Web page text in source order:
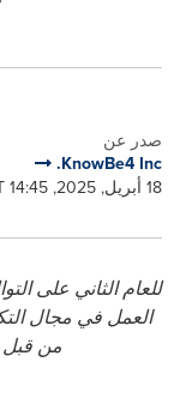
صدر عن
KnowBe4 Inc.
18 أبريل, 2025, 14:45 AST
للعام الثاني على
العمل في مجال
من